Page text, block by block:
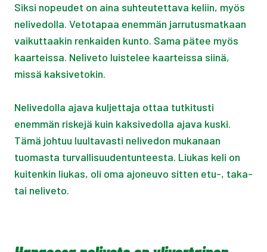
Siksi nopeudet on aina suhteutettava keliin, myös
nelivedolla. Vetotapaa enemmän jarrutusmatkaan
vaikuttaakin renkaiden kunto. Sama pätee myös
kaarteissa. Neliveto luistelee kaarteissa siinä,
missä kaksivetokin.
Nelivedolla ajava kuljettaja ottaa tutkitusti
enemmän riskejä kuin kaksivedolla ajava kuski.
Tämä johtuu luultavasti nelivedon mukanaan
tuomasta turvallisuudentunteesta. Liukas keli on
kuitenkin liukas, oli oma ajoneuvo sitten etu-, taka-
tai neliveto.